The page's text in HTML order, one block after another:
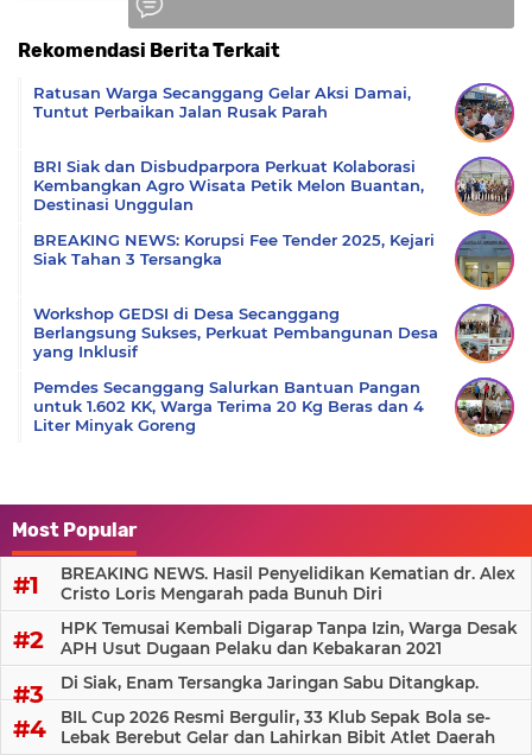
Rekomendasi Berita Terkait
Ratusan Warga Secanggang Gelar Aksi Damai,
Tuntut Perbaikan Jalan Rusak Parah
BRI Siak dan Disbudparpora Perkuat Kolaborasi
Kembangkan Agro Wisata Petik Melon Buantan,
Destinasi Unggulan
BREAKING NEWS: Korupsi Fee Tender 2025, Kejari
Siak Tahan 3 Tersangka
Workshop GEDSI di Desa Secanggang
Berlangsung Sukses, Perkuat Pembangunan Desa
yang Inklusif
Pemdes Secanggang Salurkan Bantuan Pangan
untuk 1.602 KK, Warga Terima 20 Kg Beras dan 4
Liter Minyak Goreng
Most Popular
BREAKING NEWS. Hasil Penyelidikan Kematian dr. Alex
Cristo Loris Mengarah pada Bunuh Diri
HPK Temusai Kembali Digarap Tanpa Izin, Warga Desak
APH Usut Dugaan Pelaku dan Kebakaran 2021
Di Siak, Enam Tersangka Jaringan Sabu Ditangkap.
BIL Cup 2026 Resmi Bergulir, 33 Klub Sepak Bola se-
Lebak Berebut Gelar dan Lahirkan Bibit Atlet Daerah